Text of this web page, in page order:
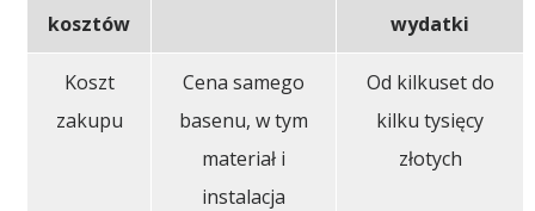
kosztów
wydatki
Koszt
zakupu
Cena samego
basenu, w tym
materiał i
instalacja
Od kilkuset do
kilku tysięcy
złotych